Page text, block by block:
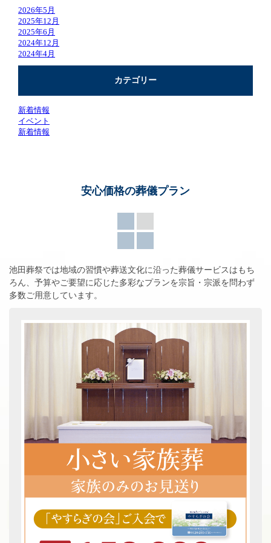
2026年5月
2025年12月
2025年6月
2024年12月
2024年4月
カテゴリー
新着情報
イベント
新着情報
安心価格の葬儀プラン
池田葬祭では地域の習慣や葬送文化に沿った葬儀サービスはもち
ろん、 予算やご要望に応じた多彩なプランを宗旨・宗派を問わず
多数ご用意しています。